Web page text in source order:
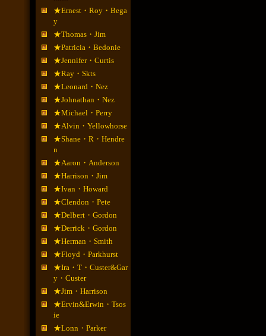
★Ernest・Roy・Bega
y
★Thomas・Jim
★Patricia・Bedonie
★Jennifer・Curtis
★Ray・Skts
★Leonard・Nez
★Johnathan・Nez
★Michael・Perry
★Alvin・Yellowhorse
★Shane・R・Hendre
n
★Aaron・Anderson
★Harrison・Jim
★Ivan・Howard
★Clendon・Pete
★Delbert・Gordon
★Derrick・Gordon
★Herman・Smith
★Floyd・Parkhurst
★Ira・T・Custer&Gar
y・Custer
★Jim・Harrison
★Ervin&Erwin・Tsos
ie
★Lonn・Parker